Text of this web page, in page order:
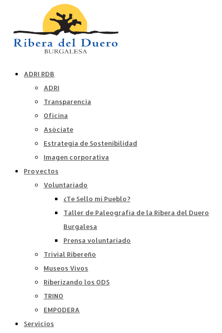
ADRI RDB
ADRI
Transparencia
Oficina
Asóciate
Estrategia de Sostenibilidad
Imagen corporativa
Proyectos
Voluntariado
¿Te Sello mi Pueblo?
Taller de Paleografía de la Ribera del Duero
Burgalesa
Prensa voluntariado
Trivial Ribereño
Museos Vivos
Riberizando los ODS
TRINO
EMPODERA
Servicios